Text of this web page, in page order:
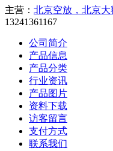
主营： 北京空放，北京
13241361167
公司简介
产品信息
产品分类
行业资讯
产品图片
资料下载
访客留言
支付方式
联系我们